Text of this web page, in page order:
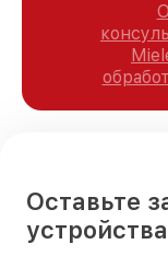
Оставьте